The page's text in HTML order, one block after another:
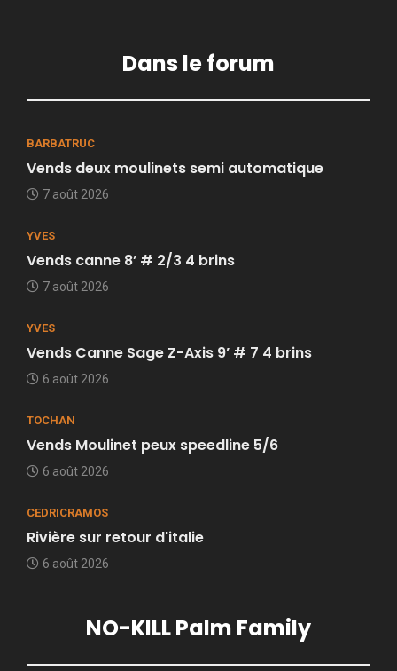
Dans le forum
BARBATRUC
Vends deux moulinets semi automatique
7 août 2026
YVES
Vends canne 8’ # 2/3 4 brins
7 août 2026
YVES
Vends Canne Sage Z-Axis 9’ # 7 4 brins
6 août 2026
TOCHAN
Vends Moulinet peux speedline 5/6
6 août 2026
CEDRICRAMOS
Rivière sur retour d'italie
6 août 2026
NO-KILL Palm Family